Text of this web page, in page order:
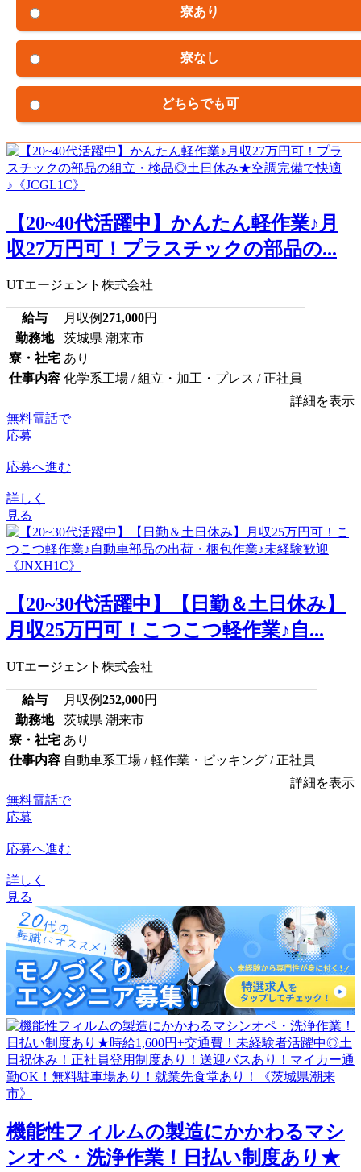
寮あり
寮なし
どちらでも可
【20~40代活躍中】かんたん軽作業♪月
収27万円可！プラスチックの部品の...
UTエージェント株式会社
給与 月収例271,000円
勤務地
茨城県 潮来市
寮・社宅 あり
仕事内容 化学系工場 / 組立・加工・プレス / 正社員
詳細を表示
無料電話で
応募
応募へ進む
詳しく
見る
【20~30代活躍中】【日勤＆土日休み】
月収25万円可！こつこつ軽作業♪自...
UTエージェント株式会社
給与 月収例252,000円
勤務地
茨城県 潮来市
寮・社宅 あり
仕事内容 自動車系工場 / 軽作業・ピッキング / 正社員
詳細を表示
無料電話で
応募
応募へ進む
詳しく
見る
機能性フィルムの製造にかかわるマシ
ンオペ・洗浄作業！日払い制度あり★